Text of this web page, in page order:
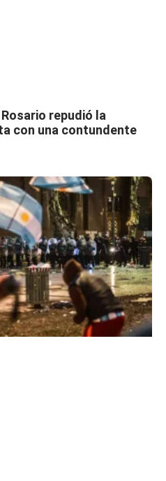
repudió la
con una contundente